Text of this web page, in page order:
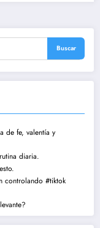
de fe, valentía y
diaria.
controlando #tiktok